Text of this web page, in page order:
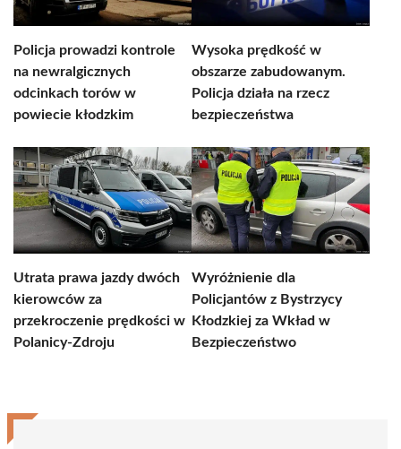
Policja prowadzi kontrole
na newralgicznych
odcinkach torów w
powiecie kłodzkim
Wysoka prędkość w
obszarze zabudowanym.
Policja działa na rzecz
bezpieczeństwa
Utrata prawa jazdy dwóch
kierowców za
przekroczenie prędkości w
Polanicy-Zdroju
Wyróżnienie dla
Policjantów z Bystrzycy
Kłodzkiej za Wkład w
Bezpieczeństwo